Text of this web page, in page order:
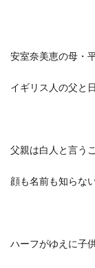
安室奈美恵の母・
イギリス人の父と
父親は白人と言う
顔も名前も知らな
ハーフがゆえに子